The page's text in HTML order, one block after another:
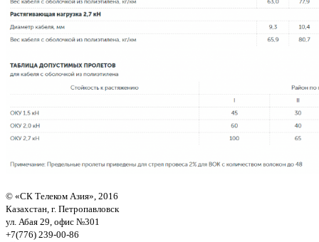
© «СК Телеком Азия», 2016
Казахстан, г. Петропавловск
ул. Абая 29, офис №301
+7(776) 239-00-86